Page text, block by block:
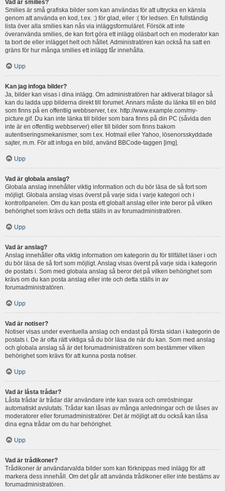
Vad är smilies?
Smilies är små grafiska bilder som kan användas för att uttrycka en känsla
genom att använda en kod, t.ex. :) för glad, eller :( för ledsen. En fullständig
lista över alla smilies kan nås via inläggsformuläret. Försök att inte
överanvända smilies, de kan fort göra ett inlägg oläsbart och en moderator kan
ta bort de eller inlägget helt och hållet. Administratören kan också ha satt en
gräns för hur många smilies ett inlägg får innehålla.
Upp
Kan jag infoga bilder?
Ja, bilder kan visas i dina inlägg. Om administratören har aktiverat bilagor så
kan du ladda upp bilderna direkt till forumet. Annars måste du länka till en bild
som finns på en offentlig webbserver, t.ex. http://www.example.com/my-
picture.gif. Du kan inte länka till bilder som bara finns på din PC (såvida den
inte är en offentlig webbserver) eller till bilder som finns bakom
autentiseringsmekanismer, som t.ex. Hotmail eller Yahoo, lösenorsskyddade
sajter, m.m. För att infoga en bild, använd BBCode-taggen [img].
Upp
Vad är globala anslag?
Globala anslag innehåller viktig information och du bör läsa de så fort som
möjligt. Globala anslag visas överst på varje sida i varje kategori och i
kontrollpanelen. Om du kan posta ett globalt anslag eller inte beror på vilken
behörighet som krävs och detta ställs in av forumadministratören.
Upp
Vad är anslag?
Anslag innehåller ofta viktig information om kategorin du för tillfället läser i och
du bör läsa de så fort som möjligt. Anslag visas överst på varje sida i kategorin
de postats i. Som med globala anslag så beror det på vilken behörighet som
krävs om du kan posta anslag eller inte och detta ställs in av
forumadministratören.
Upp
Vad är notiser?
Notiser visas under eventuella anslag och endast på första sidan i kategorin de
postats i. De är ofta rätt viktiga så du bör läsa de när du kan. Som med anslag
och globala anslag så är det forumadministratören som bestämmer vilken
behörighet som krävs för att kunna posta notiser.
Upp
Vad är låsta trådar?
Låsta trådar är trådar där användare inte kan svara och omröstningar
automatiskt avslutats. Trådar kan låsas av många anledningar och de låses av
moderatorer eller forumadministratörer. Det är möjligt att du också kan låsa
dina egna trådar om du har behörighet.
Upp
Vad är trådikoner?
Trådikoner är användarvalda bilder som kan förknippas med inlägg för att
markera dess innehåll. Om det går att använda trådikoner eller inte bestäms av
forumadministratören.